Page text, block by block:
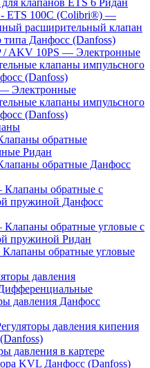
клапанов ETS 6 Ридан
- ETS 100C (Colibri®) —
расширительный клапан
типа Данфосс (Danfoss)
/ AKV 10PS — Электронные
клапаны импульсного
(Danfoss)
Электронные
клапаны импульсного
(Danfoss)
обратные
Ридан
обратные Данфосс
обратные с
пружиной Данфосс
обратные угловые с
пружиной Ридан
обратные угловые
давления
давления Данфосс
давления кипения
давления в картере
KVL Данфосс (Danfoss)